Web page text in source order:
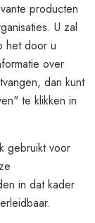
producten
U zal
het door u
over
dan kunt
te klikken in
gebruikt voor
in dat kader